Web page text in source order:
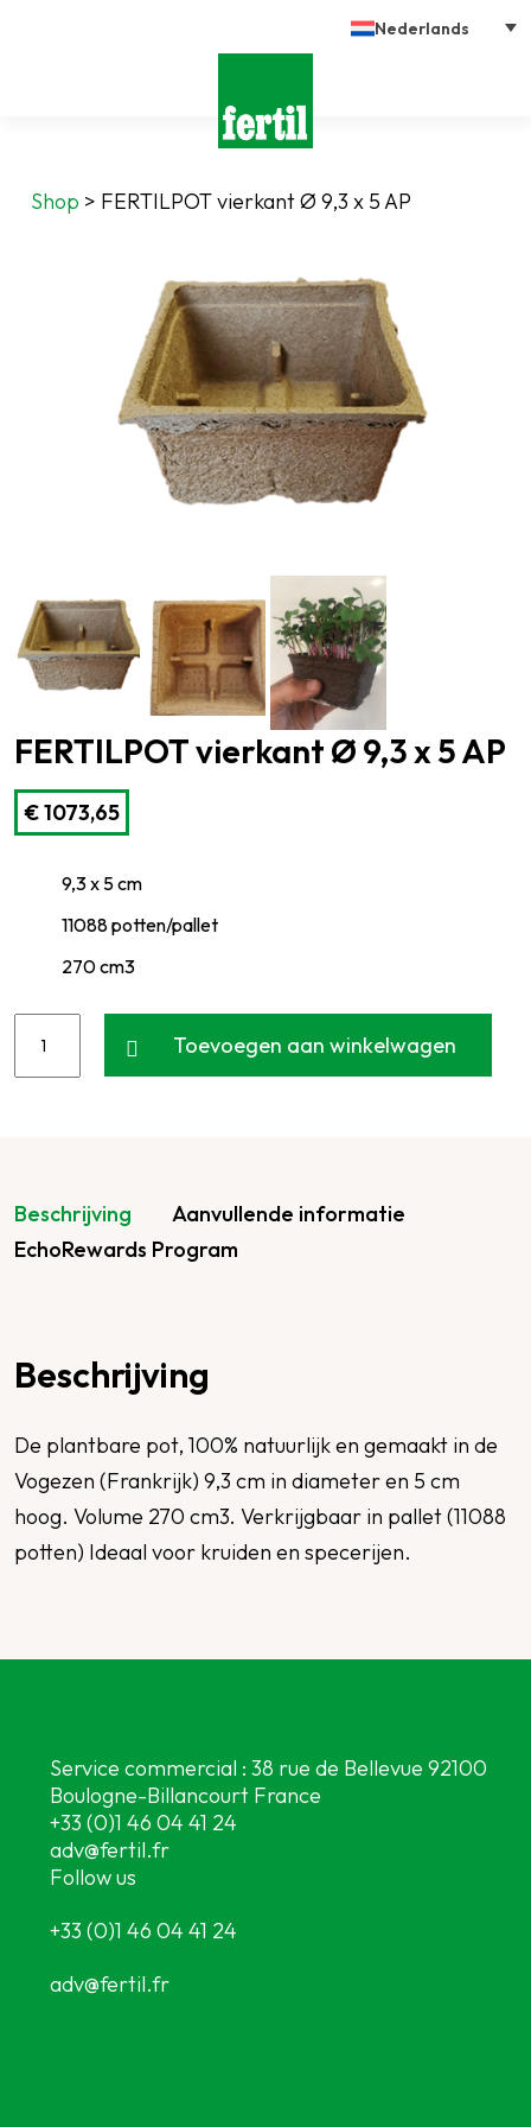
Nederlands
Shop > FERTILPOT vierkant Ø 9,3 x 5 AP
FERTILPOT vierkant Ø 9,3 x 5 AP
€1073,65
9,3 x 5 cm
11088 potten/pallet
270 cm3
Toevoegen aan winkelwagen
Beschrijving
Aanvullende informatie
EchoRewards Program
Beschrijving
De plantbare pot, 100% natuurlijk en gemaakt in de
Vogezen (Frankrijk) 9,3 cm in diameter en 5 cm
hoog. Volume 270 cm3. Verkrijgbaar in pallet (11088
potten) Ideaal voor kruiden en specerijen.
Service commercial : 38 rue de Bellevue 92100
Boulogne-Billancourt France
+33 (0)1 46 04 41 24
adv@fertil.fr
Follow us
+33 (0)1 46 04 41 24
adv@fertil.fr